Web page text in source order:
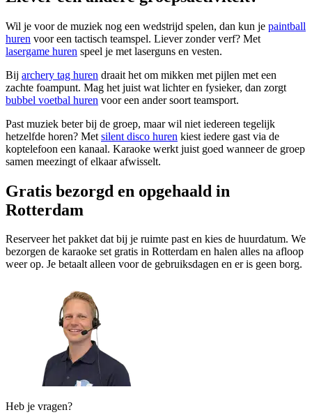
Wil je voor de muziek nog een wedstrijd spelen, dan kun je paintball
huren voor een tactisch teamspel. Liever zonder verf? Met
lasergame huren speel je met laserguns en vesten.
Bij archery tag huren draait het om mikken met pijlen met een
zachte foampunt. Mag het juist wat lichter en fysieker, dan zorgt
bubbel voetbal huren voor een ander soort teamsport.
Past muziek beter bij de groep, maar wil niet iedereen tegelijk
hetzelfde horen? Met silent disco huren kiest iedere gast via de
koptelefoon een kanaal. Karaoke werkt juist goed wanneer de groep
samen meezingt of elkaar afwisselt.
Gratis bezorgd en opgehaald in
Rotterdam
Reserveer het pakket dat bij je ruimte past en kies de huurdatum. We
bezorgen de karaoke set gratis in Rotterdam en halen alles na afloop
weer op. Je betaalt alleen voor de gebruiksdagen en er is geen borg.
Heb je vragen?